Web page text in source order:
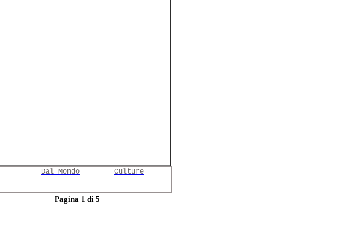
Dal Mondo Culture
Pagina 1 di 5